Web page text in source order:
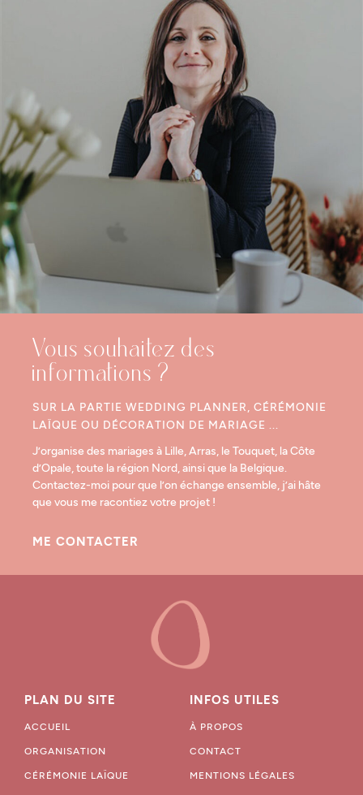
Vous souhaitez des
informations ?
SUR LA PARTIE WEDDING PLANNER, CÉRÉMONIE
LAÏQUE OU DÉCORATION DE MARIAGE ...
J’organise des mariages à Lille, Arras, le Touquet, la Côte
d’Opale, toute la région Nord, ainsi que la Belgique.
Contactez-moi pour que l’on échange ensemble, j’ai hâte
que vous me racontiez votre projet !
ME CONTACTER
PLAN DU SITE
ACCUEIL
ORGANISATION
CÉRÉMONIE LAÏQUE
INFOS UTILES
À PROPOS
CONTACT
MENTIONS LÉGALES